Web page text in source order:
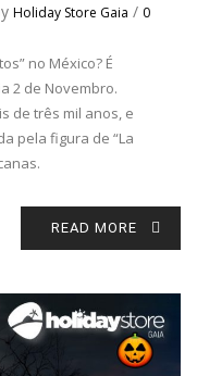
Holiday Store Gaia / 0
no México? É
2 de Novembro.
de três mil anos, e
pela figura de “La
READ MORE